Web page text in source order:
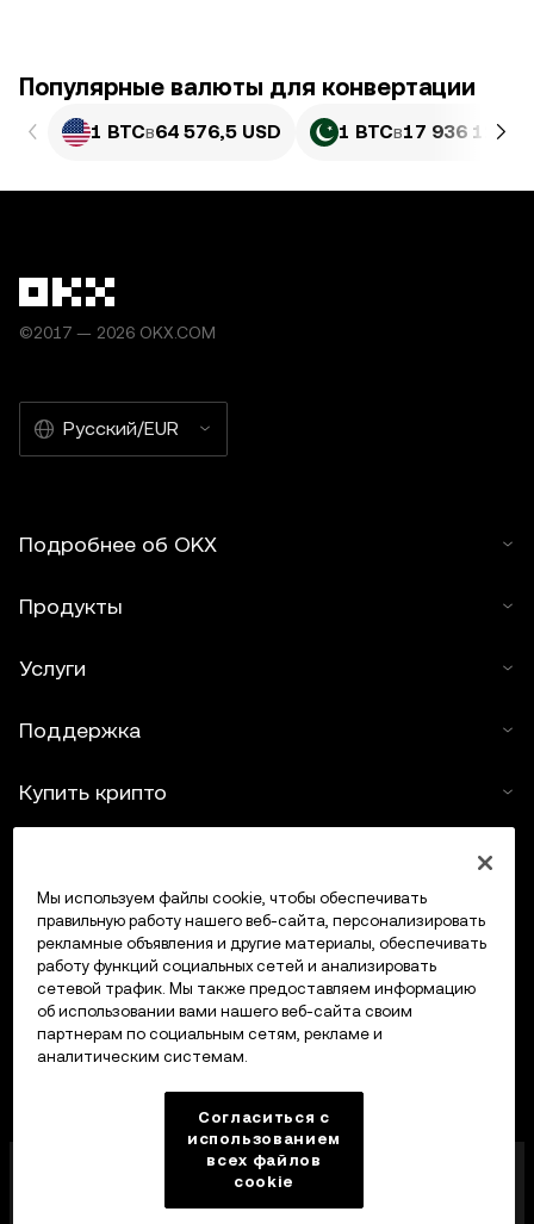
Популярные валюты для конвертации
1 BTCв64 576,5 USD 1 BTCв17 936
©2017 — 2026 OKX.COM
Русский/EUR
Подробнее об OKX
Продукты
Услуги
Поддержка
Купить крипто
Трейдинг
Компания OKX Europe Limited, работающая под
торговой маркой OKX, получила лицензию
поставщика услуг в сфере криптоактивов от MFSA
Мы используем файлы cookie, чтобы обеспечивать
правильную работу нашего веб-сайта, персонализировать
рекламные объявления и другие материалы, обеспечивать
работу функций социальных сетей и анализировать
сетевой трафик. Мы также предоставляем информацию
об использовании вами нашего веб-сайта своим
партнерам по социальным сетям, рекламе и
аналитическим системам.
Согласиться с
использованием
всех файлов
cookie